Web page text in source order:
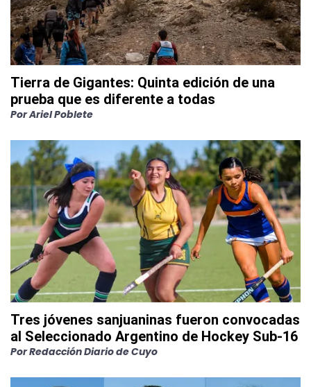
Tierra de Gigantes: Quinta edición de una
prueba que es diferente a todas
PorAriel Poblete
Tres jóvenes sanjuaninas fueron convocadas
al Seleccionado Argentino de Hockey Sub-16
PorRedacción Diario de Cuyo